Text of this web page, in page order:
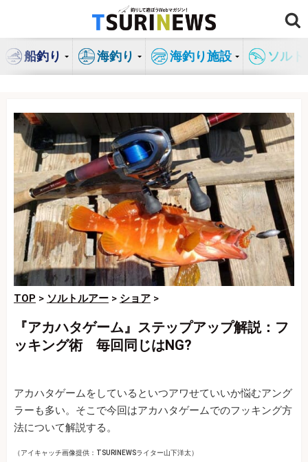
ン
船釣り 海釣り 海釣り施設 ソル
TOP > ソルトルアー > ショア >
『アカハタゲーム』ステップアップ解説：フ
ッキング術 毎回同じはNG?
アカハタゲームをしているといつアワせていいか悩むアング
ラーも多い。そこで今回はアカハタゲームでのフッキング方
法について解説する。
（アイキャッチ画像提供：TSURINEWSライター山下洋太）